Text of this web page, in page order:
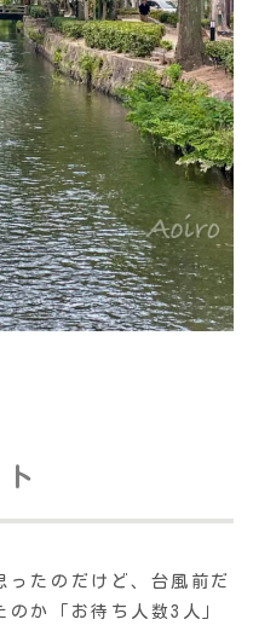
ったのだけど、台風前だ
か「お待ち人数3人」